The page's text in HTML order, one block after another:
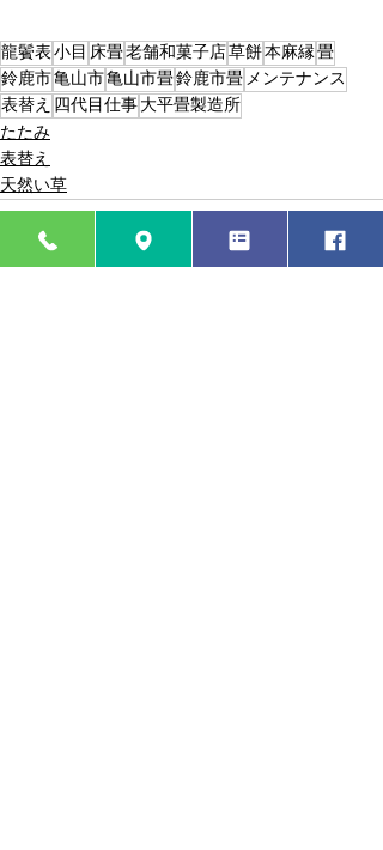
龍鬢表小目 床畳老舗和菓子店草餅本麻縁畳
鈴鹿市亀山市亀山市畳鈴鹿市畳メンテナンス
表替え 四代目仕事大平畳製造所
たたみ
表替え
天然い草